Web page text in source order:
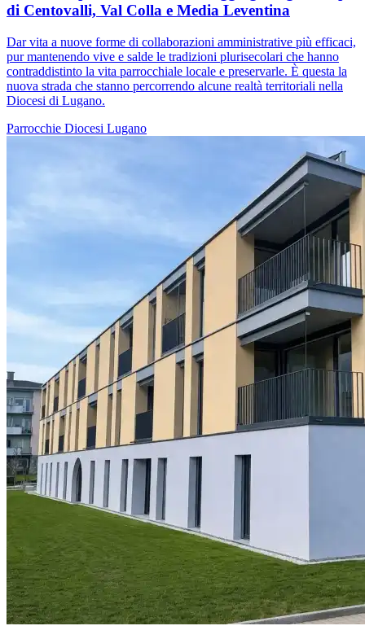
di Centovalli, Val Colla e Media Leventina
Dar vita a nuove forme di collaborazioni amministrative più efficaci,
pur mantenendo vive e salde le tradizioni plurisecolari che hanno
contraddistinto la vita parrocchiale locale e preservarle. È questa la
nuova strada che stanno percorrendo alcune realtà territoriali nella
Diocesi di Lugano.
Parrocchie Diocesi Lugano